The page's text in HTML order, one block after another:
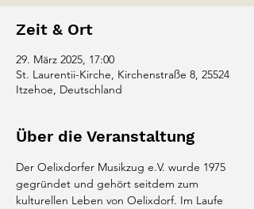
Zeit & Ort
29. März 2025, 17:00
St. Laurentii-Kirche, Kirchenstraße 8, 25524
Itzehoe, Deutschland
Über die Veranstaltung
Der Oelixdorfer Musikzug e.V. wurde 1975
gegründet und gehört seitdem zum
kulturellen Leben von Oelixdorf. Im Laufe